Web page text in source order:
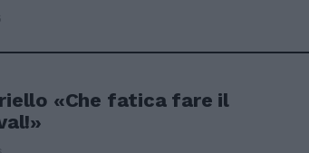
«Che fatica fare il